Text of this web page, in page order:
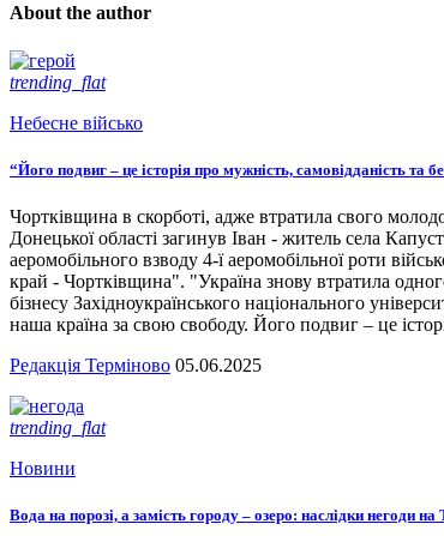
About the author
trending_flat
Небесне військо
“Його подвиг – це історія про мужність, самовідданість
Чортківщина в скорботі, адже втратила свого
Донецької області загинув Іван - житель села
аеромобільного взводу 4-ї аеромобільної роти
край - Чортківщина". "Україна знову втратила
бізнесу Західноукраїнського національного
наша країна за свою свободу. Його подвиг – це
Редакція Терміново 05.06.2025
trending_flat
Новини
Вода на порозі, а замість городу – озеро: наслідки негоди на